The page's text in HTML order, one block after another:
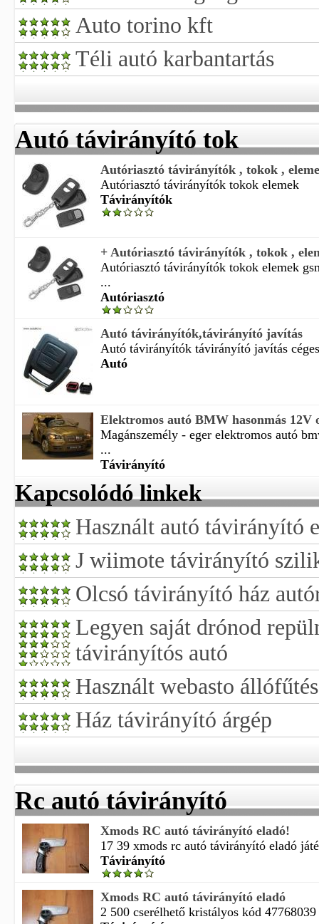
Auto torino kft
Téli autó karbantartás
Autó távirányító tok
Autóriasztó távirányítók , tokok ,
Autóriasztó távirányítók tokok elemek
Távirányítók
+ Autóriasztó távirányítók , tokok ,
Autóriasztó távirányítók tokok elemek
...
Autóriasztó
Autó távirányítók,távirányító javítás
Autó távirányítók távirányító javítás
Autó
Elektromos autó BMW hasonmás 12V
Magánszemély - eger elektromos autó
...
Távirányító
Kapcsolódó linkek
Használt autó távirányító
J wiimote távirányító
Olcsó távirányító ház
Legyen saját drónod
távirányítós autó
Használt webasto
Ház távirányító árgép
Rc autó távirányító
Xmods RC autó távirányító eladó!
17 39 xmods rc autó távirányító eladó
Távirányító
Xmods RC autó távirányító eladó
2 500 cserélhető kristályos kód